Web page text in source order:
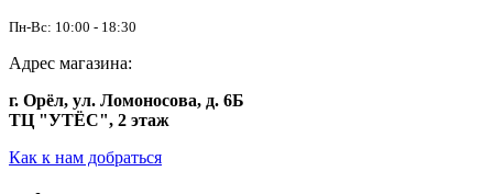
Пн-Вс: 10:00 - 18:30
Адрес магазина:
г. Орёл, ул. Ломоносова, д. 6Б
ТЦ "УТЁС", 2 этаж
Как к нам добраться